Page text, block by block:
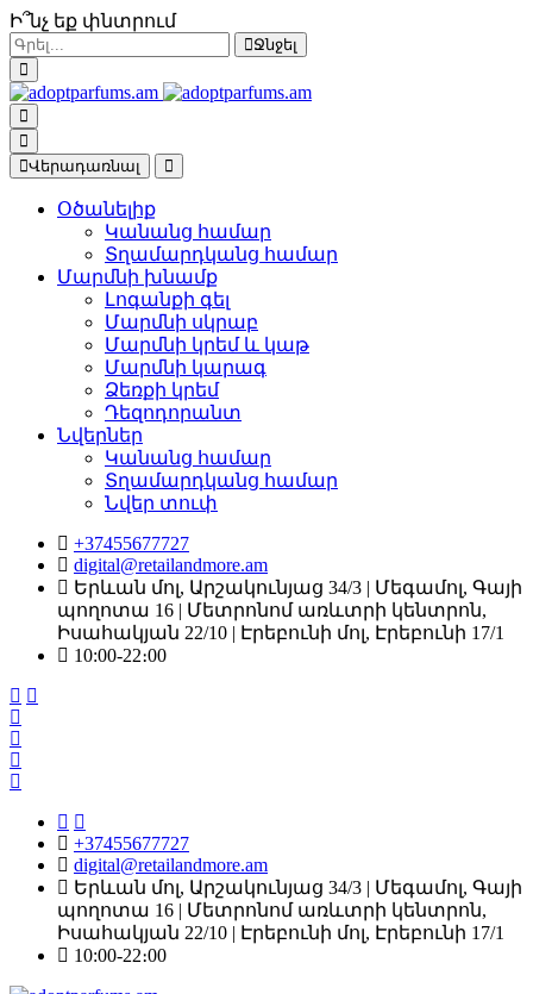
Ի՞նչ եք փնտրում
Ջնջել
Վերադառնալ
Օծանելիք
Կանանց համար
Տղամարդկանց համար
Մարմնի խնամք
Լոգանքի գել
Մարմնի սկրաբ
Մարմնի կրեմ և կաթ
Մարմնի կարագ
Ձեռքի կրեմ
Դեզոդորանտ
Նվերներ
Կանանց համար
Տղամարդկանց համար
Նվեր տուփ
+37455677727
digital@retailandmore.am
Երևան մոլ, Արշակունյաց 34/3 | Մեգամոլ, Գայի
պողոտա 16 | Մետրոնոմ առևտրի կենտրոն,
Իսահակյան 22/10 | Էրեբունի մոլ, Էրեբունի 17/1
10:00-22։00
+37455677727
digital@retailandmore.am
Երևան մոլ, Արշակունյաց 34/3 | Մեգամոլ, Գայի
պողոտա 16 | Մետրոնոմ առևտրի կենտրոն,
Իսահակյան 22/10 | Էրեբունի մոլ, Էրեբունի 17/1
10:00-22։00